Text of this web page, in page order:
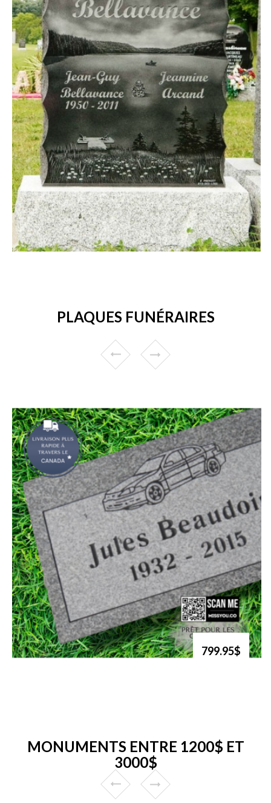
PLAQUES FUNÉRAIRES
799.95$
MONUMENTS ENTRE 1200$ ET
3000$